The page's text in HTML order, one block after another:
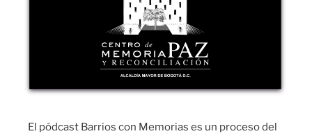
El pódcast Barrios con Memorias es un proceso del